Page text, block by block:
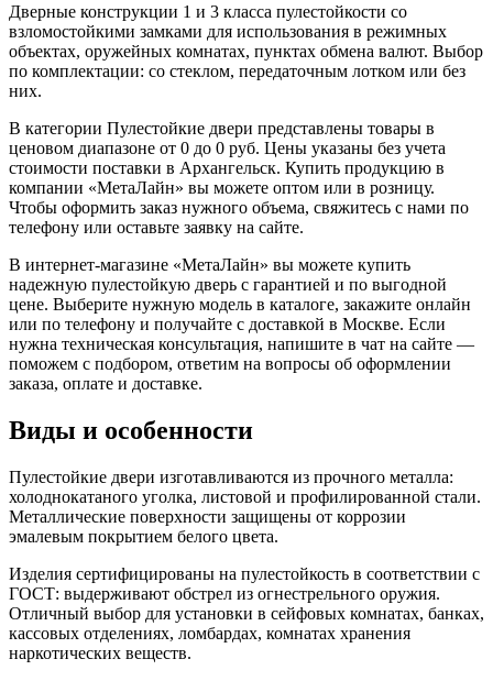
Дверные конструкции 1 и 3 класса пулестойкости со
взломостойкими замками для использования в режимных
объектах, оружейных комнатах, пунктах обмена валют. Выбор
по комплектации: со стеклом, передаточным лотком или без
них.
В категории Пулестойкие двери представлены товары в
ценовом диапазоне от 0 до 0 руб. Цены указаны без учета
стоимости поставки в Архангельск. Купить продукцию в
компании «МетаЛайн» вы можете оптом или в розницу.
Чтобы оформить заказ нужного объема, свяжитесь с нами по
телефону или оставьте заявку на сайте.
В интернет-магазине «МетаЛайн» вы можете купить
надежную пулестойкую дверь с гарантией и по выгодной
цене. Выберите нужную модель в каталоге, закажите онлайн
или по телефону и получайте с доставкой в Москве. Если
нужна техническая консультация, напишите в чат на сайте —
поможем с подбором, ответим на вопросы об оформлении
заказа, оплате и доставке.
Виды и особенности
Пулестойкие двери изготавливаются из прочного металла:
холоднокатаного уголка, листовой и профилированной стали.
Металлические поверхности защищены от коррозии
эмалевым покрытием белого цвета.
Изделия сертифицированы на пулестойкость в соответствии с
ГОСТ: выдерживают обстрел из огнестрельного оружия.
Отличный выбор для установки в сейфовых комнатах, банках,
кассовых отделениях, ломбардах, комнатах хранения
наркотических веществ.